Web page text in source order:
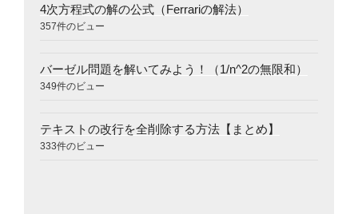
4次方程式の解の公式（Ferrariの解法）
357件のビュー
バーゼル問題を解いてみよう！（1/n^2の無限和）
349件のビュー
テキストの改行を全削除する方法【まとめ】
333件のビュー